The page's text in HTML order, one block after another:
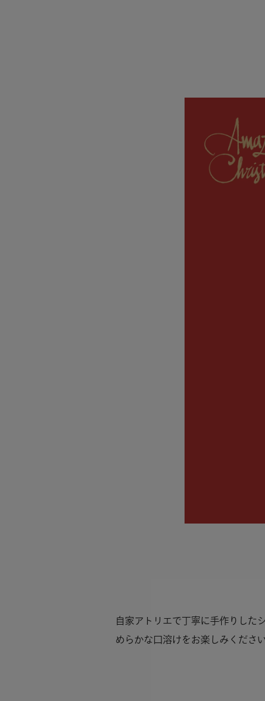
自家アトリエで丁寧に手作りした
めらかな口溶けをお楽しみください